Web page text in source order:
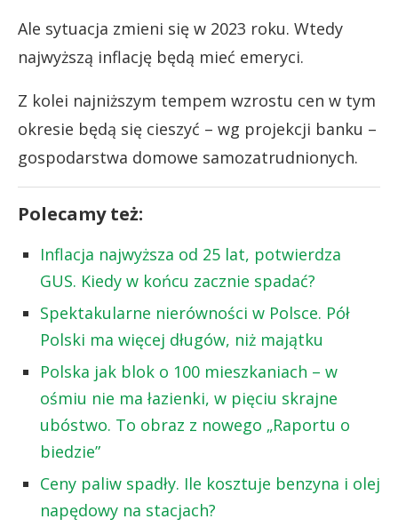
Ale sytuacja zmieni się w 2023 roku. Wtedy
najwyższą inflację będą mieć emeryci.
Z kolei najniższym tempem wzrostu cen w tym
okresie będą się cieszyć – wg projekcji banku –
gospodarstwa domowe samozatrudnionych.
Polecamy też:
Inflacja najwyższa od 25 lat, potwierdza
GUS. Kiedy w końcu zacznie spadać?
Spektakularne nierówności w Polsce. Pół
Polski ma więcej długów, niż majątku
Polska jak blok o 100 mieszkaniach – w
ośmiu nie ma łazienki, w pięciu skrajne
ubóstwo. To obraz z nowego „Raportu o
biedzie”
Ceny paliw spadły. Ile kosztuje benzyna i olej
napędowy na stacjach?